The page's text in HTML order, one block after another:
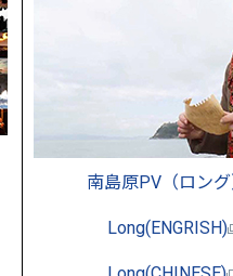
南島原PV（ロング
Long(ENGRISH)